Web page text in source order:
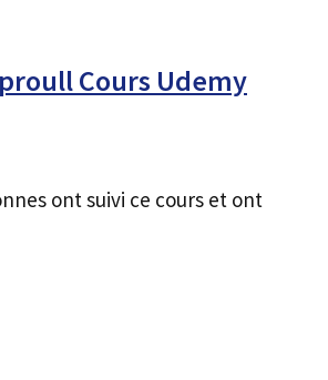
Cours Udemy
ont suivi ce cours et ont